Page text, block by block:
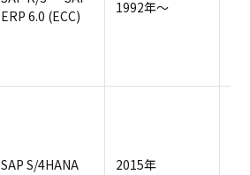
ERP 6.0 (ECC)
1992年〜
SAP S/4HANA 2015年